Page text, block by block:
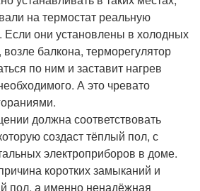
на термостат реальную
Если они установлены в холодных
балкона, терморегулятор
по ним и заставит нагрев
А это чревато
должна соответствовать
создаст тёплый пол, с
электроприборов в доме.
коротких замыканий и
пол, а именно ненадёжная